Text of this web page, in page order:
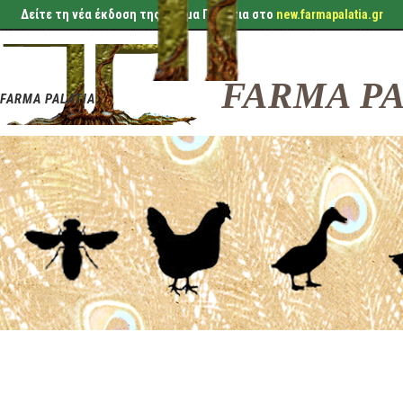
FARMA
Δείτε τη νέα έκδοση της Φάρμα Παλάτια στο new.farmapalatia.gr
FARMA PALATIA